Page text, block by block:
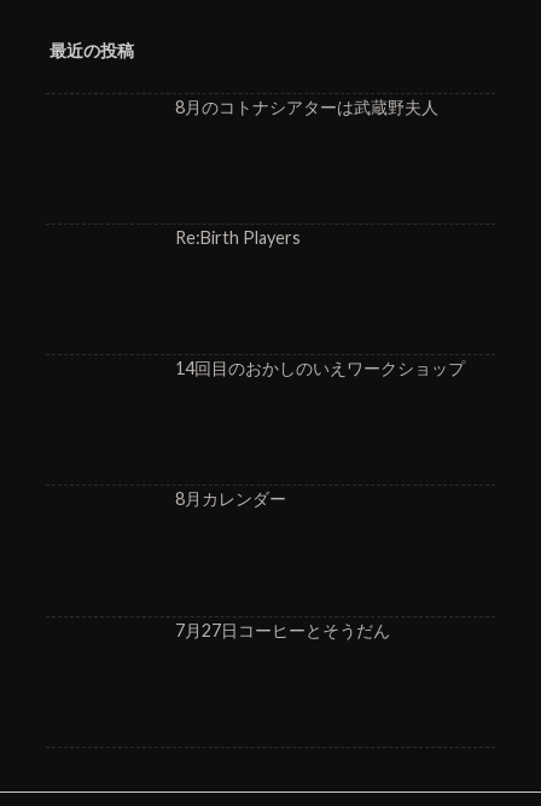
最近の投稿
8月のコトナシアターは武蔵野夫人
Re:Birth Players
14回目のおかしのいえワークショップ
8月カレンダー
7月27日コーヒーとそうだん